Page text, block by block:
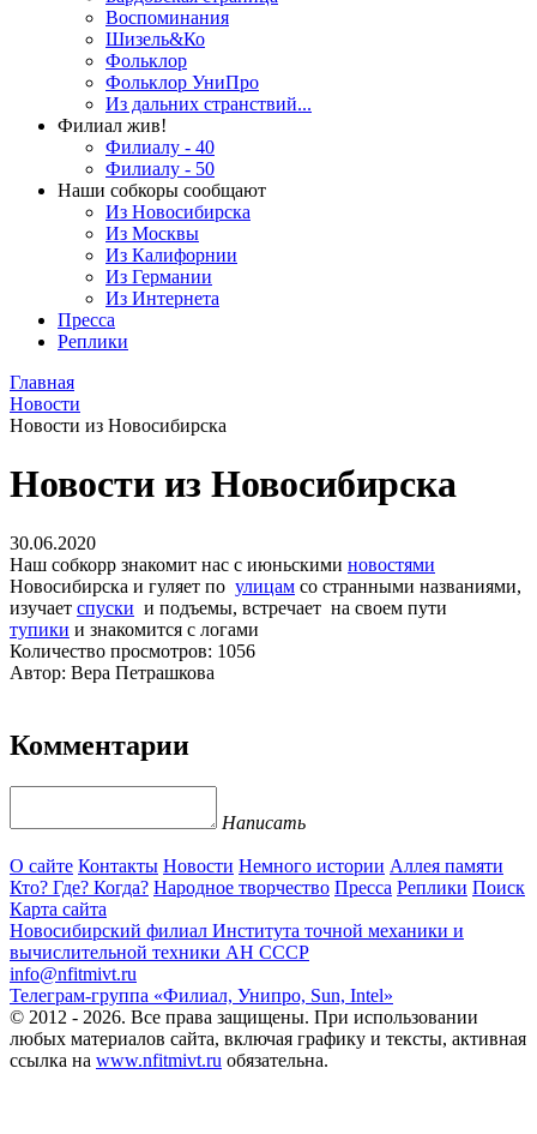
Воспоминания
Шизель&Ко
Фольклор
Фольклор УниПро
Из дальних странствий...
Филиал жив!
Филиалу - 40
Филиалу - 50
Наши собкоры сообщают
Из Новосибирска
Из Москвы
Из Калифорнии
Из Германии
Из Интернета
Пресса
Реплики
Главная
Новости
Новости из Новосибирска
Новости из Новосибирска
30.06.2020
Наш собкорр знакомит нас с июньскими новостями
Новосибирска и гуляет по улицам со странными названиями,
изучает спуски и подъемы, встречает на своем пути
тупики и знакомится с логами
Количество просмотров: 1056
Автор: Вера Петрашкова
Комментарии
Написать
О сайте Контакты Новости Немного истории Аллея памяти
Кто? Где? Когда? Народное творчество Пресса Реплики Поиск
Карта сайта
Новосибирский филиал Института точной механики и
вычислительной техники АН СССР
info@nfitmivt.ru
Телеграм-группа «Филиал, Унипро, Sun, Intel»
© 2012 - 2026. Все права защищены. При использовании
любых материалов сайта, включая графику и тексты, активная
ссылка на www.nfitmivt.ru обязательна.